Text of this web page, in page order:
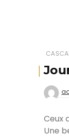
Ceux
Une